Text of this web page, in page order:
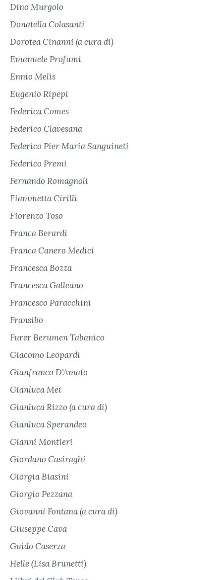
Dino Murgolo
Donatella Colasanti
Dorotea Cinanni (a cura di)
Emanuele Profumi
Ennio Melis
Eugenio Ripepi
Federica Comes
Federico Clavesana
Federico Pier Maria Sanguineti
Federico Premi
Fernando Romagnoli
Fiammetta Cirilli
Fiorenzo Toso
Franca Berardi
Franca Canero Medici
Francesca Bozza
Francesca Galleano
Francesco Paracchini
Fransibo
Furer Berumen Tabanico
Giacomo Leopardi
Gianfranco D'Amato
Gianluca Mei
Gianluca Rizzo (a cura di)
Gianluca Sperandeo
Gianni Montieri
Giordano Casiraghi
Giorgia Biasini
Giorgio Pezzana
Giovanni Fontana (a cura di)
Giuseppe Cava
Guido Caserza
Helle (Lisa Brunetti)